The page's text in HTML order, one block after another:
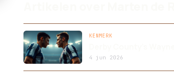
KENMERK
4 jun 2026